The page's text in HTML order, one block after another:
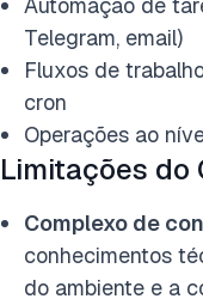
Telegram, email)
Fluxos de
cron
Operações ao
Limitações do
Complexo de
conhecimentos
do ambiente e a